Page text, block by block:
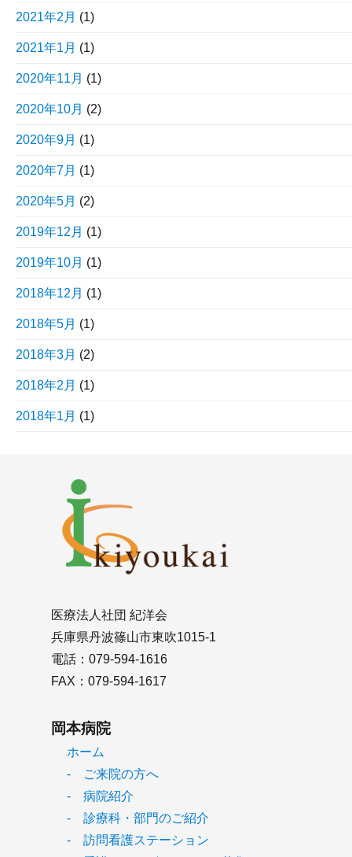
2021年2月 (1)
2021年1月 (1)
2020年11月 (1)
2020年10月 (2)
2020年9月 (1)
2020年7月 (1)
2020年5月 (2)
2019年12月 (1)
2019年10月 (1)
2018年12月 (1)
2018年5月 (1)
2018年3月 (2)
2018年2月 (1)
2018年1月 (1)
医療法人社団 紀洋会
兵庫県丹波篠山市東吹1015-1
電話：079-594-1616
FAX：079-594-1617
岡本病院
ホーム
- ご来院の方へ
- 病院紹介
- 診療科・部門のご紹介
- 訪問看護ステーション